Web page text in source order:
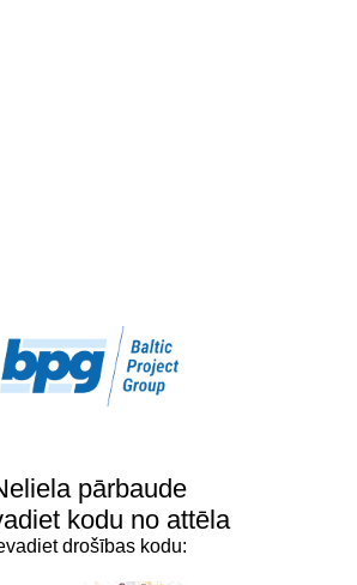
pārbaude
kodu no attēla
drošības kodu: